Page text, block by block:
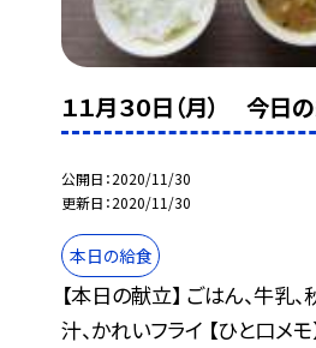
１１月３０日（月） 今日
公開日 2020/11/30
更新日 2020/11/30
本日の給食
【本日の献立】 ごはん、牛乳
汁、かれいフライ 【ひと口メモ